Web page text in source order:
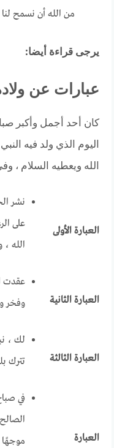
من الله أن نسمح
يرجى قراءة أيضا:
عبارات عن
كان أحد أجمل وأكبر
اليوم الذي ولد فيه
الله ويعطيه السلام ،
العبارة الأولى
على
الله ،
العبارة الثانية
عقدت
وفخر
العبارة الثالثة
لك ،
تترك
العبارة
في
موجهًا